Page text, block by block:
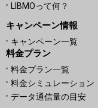
LIBMOって何？
キャンペーン情報
キャンペーン一覧
料金プラン
料金プラン一覧
料金シミュレーション
データ通信量の目安